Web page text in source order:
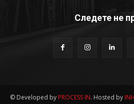
Следете не
© Developed by PROCESS IN. Hosted by